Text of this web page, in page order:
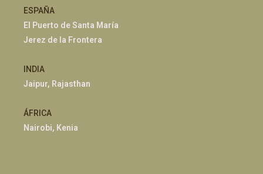
ESPAÑA
El Puerto de Santa María
Jerez de la Frontera
INDIA
Jaipur, Rajasthan
ÁFRICA
Nairobi, Kenia